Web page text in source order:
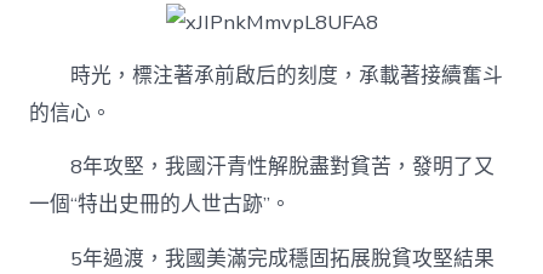
專
養
古
代
底
時光，標注著承前啟后的刻度，承載著接續奮斗
的信心。
8年攻堅，我國汗青性解脫盡對貧苦，發明了又
一個“特出史冊的人世古跡”。
5年過渡，我國美滿完成穩固拓展脫貧攻堅結果